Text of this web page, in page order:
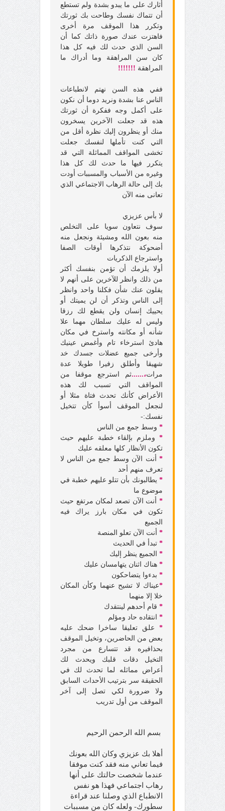
أثارك على ما يبدو بشدة ولم تستطع
أن تتماك نفسك وطاحت بك ثورتك
وتكرر هذا الموقف مرة أخرى
فاهتزت عندك صورة ذاتك كما أن
السن الذي حدث لك فيه كل هذا
كان سن المراهقة وما أدراك ما
المراهقة !!!!!!!
ففي هذه السن نهتم لانطباعات
الناس عنا بشدة ونريد دوما أن نكون
على أكمل وجه ففكرة أن ثورتك
هذه قد جعلت الآخرين يسخرون
منك أو ينظرون إليك نظرة أقل من
التي كنت تأملها لنفسك جعلت
تخشى المواقف المماثلة التي قد
يتكرر فيها ما حدث لك كل هذا
وغيره من الأسباب والمسببات أودت
بك إلى حالة الرهاب الاجتماعي الذي
تعانى منه الآن
لا بأس عزيزي
سوف نتعاون سويا على التخلص
منه بعون الله ومشيئة ونجعل منه
أضحوكة نتذكرها أوقات الصفا
واسترجاع الذكريات
أولا يلزمك أن تؤمن بنفسك أكثر
من ذلك وانظر للآخرين على أنهم لا
يقلون عنك شأن فكلنا واحد وانظر
إلى الناس وتذكر أن لن يميتك أو
يحييك إنسان ولن يقطع لك رزقا
وليس له عليك سلطان مهما علا
شأنه أو مكانته
واسترخ في مكان
هادئ استرخاء تام وأغمض عينيك
وأرخى جميع عضلات جسدك خد
شهيقا وأطلق زفيرا طويلا عدة
مرات،......ثم استرجع موقفا من
المواقف التي تسبب لك هذه
الأعراض كأنك تحدث فتاة مثلا أو
لنجعل الموقف أسوأ كأن تتخيل
نفسك:-
* وسط جمع من الناس
* وملزم بإلقاء خطبة عليهم حيث
تكون الأنظار كلها معلقه عليك
*
أنت الآن وسط جمع من الناس لا
تعرف منهم أحد
* يطالبونك بأن تتلو عليهم خطبة في
موضوع ما
* أنت الآن تصعد لمكان مرتفع حيث
تكون في مكان بارز يراك فيه
الجميع
* أنت الآن تعلو المنصة
* تبدأ في الحديث
* الجميع ينظر إليك
* هناك اثنان يتهامسان عليك
* بدءوا يتضاحكون
*عيناك لا تشيح عنهما وكأن المكان
خلا إلا منهما
* قام أحدهم لينتقدك
* انتقاده حاد ومؤلم
* علق تعليقا ساخرا ضحك عليه
بعض من الحاضرين، وتخيل الموقف
بحذافيره قد تتسارع من مجرد
التخيل دقات قلبك ويحدث لك
أعراض مماثله لما تحدث لك في
الحقيقة سر بترتيب الأحداث السابق
ولا ضرورة لكي تصل إلى آخر
الموقف من أول تدريب
بسم الله الرحمن الرحيم
أهلا بك عزيزي وكان الله بعونك
فيما تعاني منه فقد كنت موفقا
عندما شخصت حالتك على أنها
رهاب اجتماعي فهذا هو نفس
الانطباع الذي وصلنا عند قراءة
سطورك- ولعله كان من مسببات